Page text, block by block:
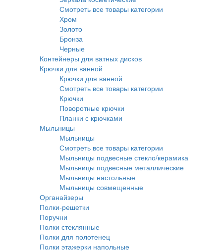
Смотреть все товары категории
Хром
Золото
Бронза
Черные
Контейнеры для ватных дисков
Крючки для ванной
Крючки для ванной
Смотреть все товары категории
Крючки
Поворотные крючки
Планки с крючками
Мыльницы
Мыльницы
Смотреть все товары категории
Мыльницы подвесные стекло/керамика
Мыльницы подвесные металлические
Мыльницы настольные
Мыльницы совмещенные
Органайзеры
Полки-решетки
Поручни
Полки стеклянные
Полки для полотенец
Полки этажерки напольные